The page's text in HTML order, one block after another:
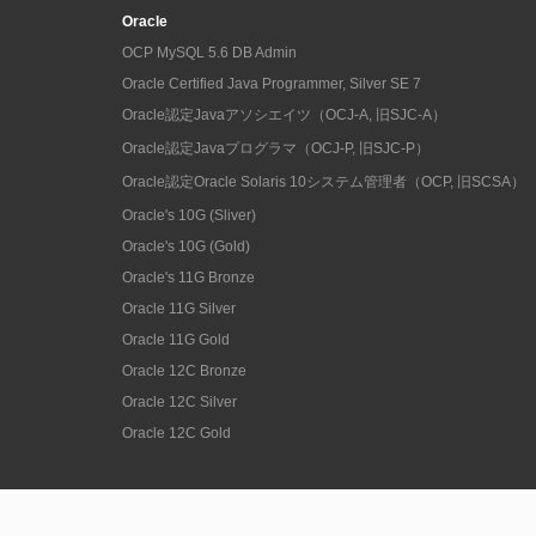
Oracle
OCP MySQL 5.6 DB Admin
Oracle Certified Java Programmer, Silver SE 7
Oracle認定Javaアソシエイツ（OCJ-A, 旧SJC-A）
Oracle認定Javaプログラマ（OCJ-P, 旧SJC-P）
Oracle認定Oracle Solaris 10システム管理者（OCP, 旧SCSA）
Oracle's 10G (Sliver)
Oracle's 10G (Gold)
Oracle's 11G Bronze
Oracle 11G Silver
Oracle 11G Gold
Oracle 12C Bronze
Oracle 12C Silver
Oracle 12C Gold